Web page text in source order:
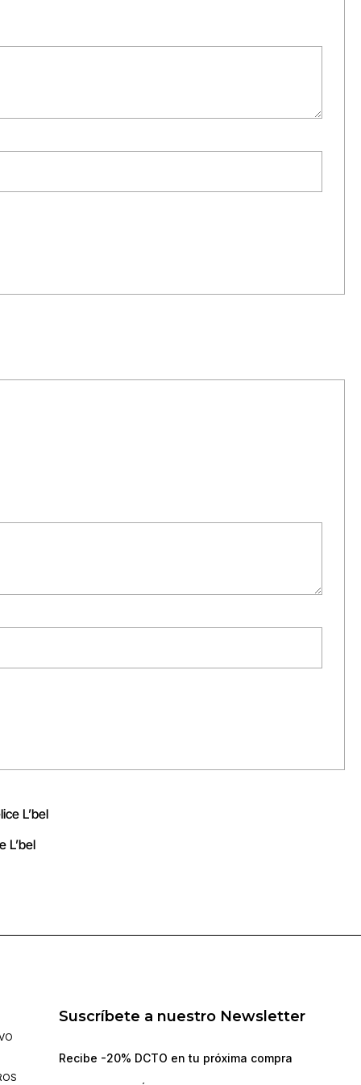
L’bel
Suscríbete a nuestro Newsletter
Recibe -20% DCTO en tu próxima compra